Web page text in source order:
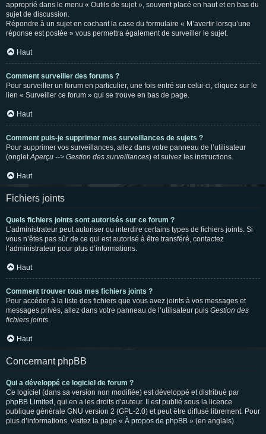
approprié dans le menu « Outils de sujet », souvent placé en haut et en bas du
sujet de discussion.
Répondre à un sujet en cochant la case du formulaire « M’avertir lorsqu’une
réponse est postée » vous permettra également de surveiller le sujet.
Haut
Comment surveiller des forums ?
Pour surveiller un forum en particulier, une fois entré sur celui-ci, cliquez sur le
lien « Surveiller ce forum » qui se trouve en bas de page.
Haut
Comment puis-je supprimer mes surveillances de sujets ?
Pour supprimer vos surveillances, allez dans votre panneau de l’utilisateur
(ongletAperçu --> Gestion des surveillances) et suivez les instructions.
Haut
Fichiers joints
Quels fichiers joints sont autorisés sur ce forum ?
L’administrateur peut autoriser ou interdire certains types de fichiers joints. Si
vous n’êtes pas sûr de ce qui est autorisé à être transféré, contactez
l’administrateur pour plus d’informations.
Haut
Comment trouver tous mes fichiers joints ?
Pour accéder à la liste des fichiers que vous avez joints à vos messages et
messages privés, allez dans votre panneau de l’utilisateur puis Gestion des
fichiers joints.
Haut
Concernant phpBB
Qui a développé ce logiciel de forum ?
Ce logiciel (dans sa version non modifiée) est développé et distribué par
phpBB Limited , qui en a les droits d’auteur. Il est publié sous la licence
publique générale GNU version 2 (GPL-2.0) et peut être diffusé librement. Pour
plus d’informations, visitez la page « À propos de phpBB » (en anglais).